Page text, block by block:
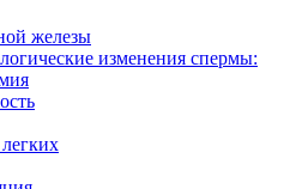
железы
изменения спермы: